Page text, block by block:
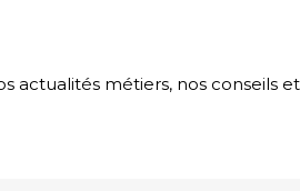
actualités métiers, nos conseils